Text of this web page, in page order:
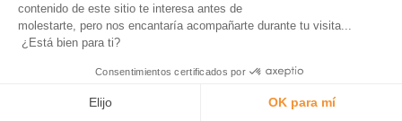
contenido de este sitio te interesa antes de
molestarte, pero nos encantaría acompañarte durante tu visita...
¿Está bien para ti?
Consentimientos certificados por
Elijo OK para mí
¿Qué diferencia a Bitcoin de otras
criptomonedas?